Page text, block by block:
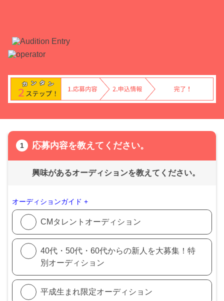
応募内容を教えてください。
興味があるオーディションを教えてください。
オーディションガイド +
CMタレントオーディション
40代・50代・60代からの新人を大募集！特
別オーディション
平成生まれ限定オーディション